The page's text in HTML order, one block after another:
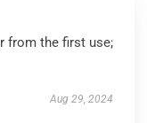
from the first use;
Aug 29, 2024